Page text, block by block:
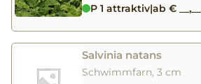
P 1 attraktiv|ab € __,__
Salvinia natans
Schwimmfarn, 3 cm